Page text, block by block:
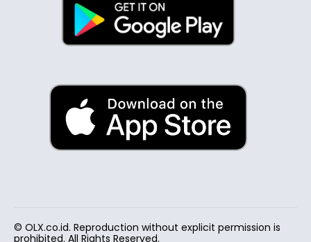
© OLX.co.id. Reproduction without explicit permission is
prohibited. All Rights Reserved.